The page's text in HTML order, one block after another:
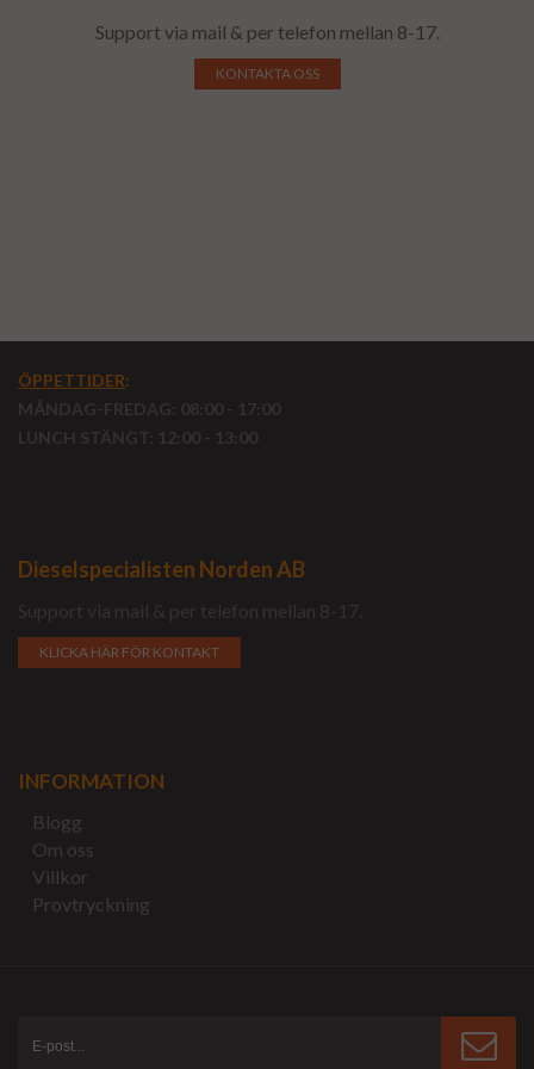
Support via mail & per telefon mellan 8-17.
KONTAKTA OSS
ÖPPETTIDER:
MÅNDAG-FREDAG: 08:00 - 17:00
LUNCH STÄNGT: 12:00 - 13:00
Dieselspecialisten Norden AB
Support via mail & per telefon mellan 8-17.
KLICKA HÄR FÖR KONTAKT
INFORMATION
Blogg
Om oss
Villkor
Provtryckning